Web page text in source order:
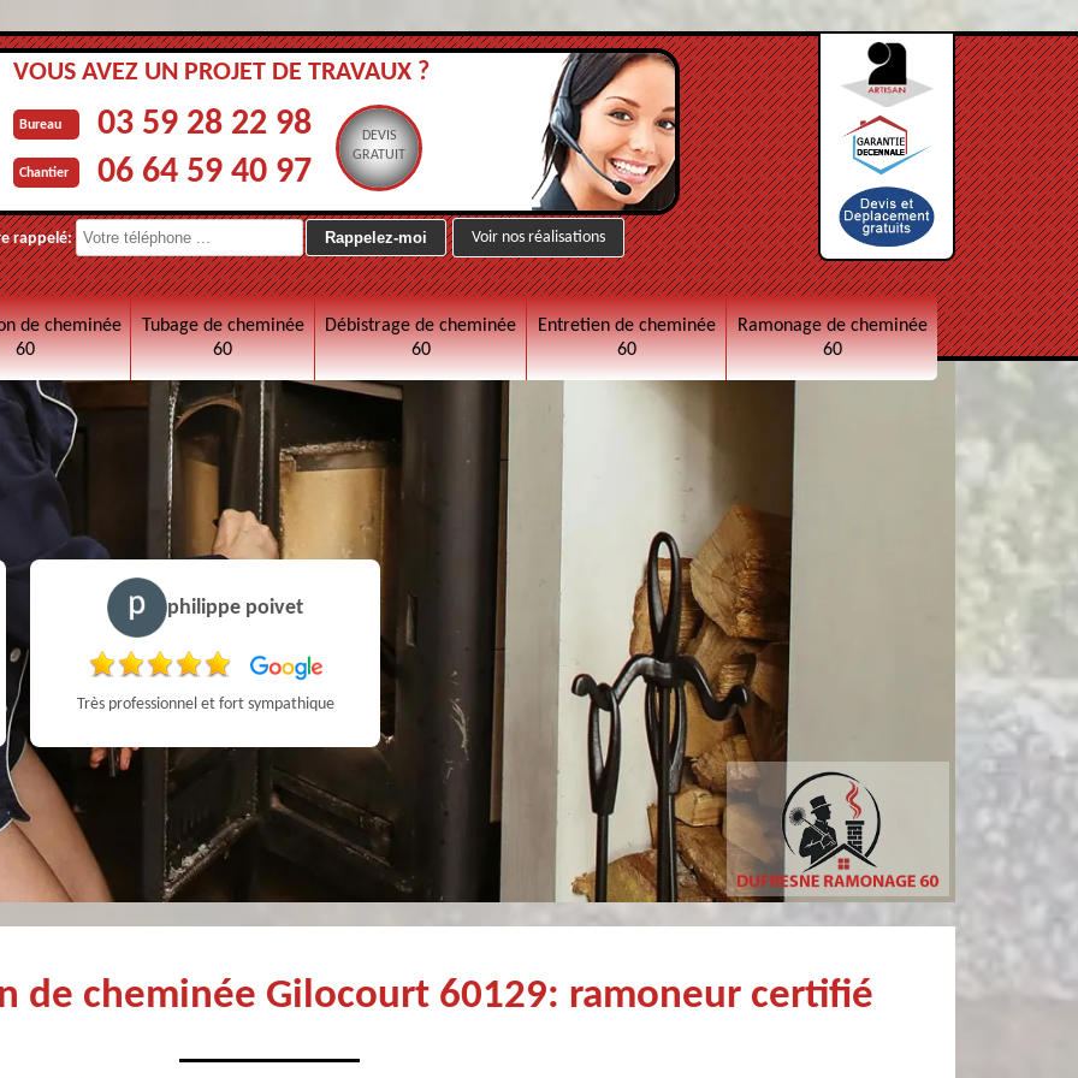
VOUS AVEZ UN PROJET DE TRAVAUX ?
Bureau 03 59 28 22 98
Chantier 06 64 59 40 97
DEVIS
GRATUIT
rappelé: Voir nos réalisations
de cheminée
60
Tubage de cheminée
60
Débistrage de cheminée
60
Entretien de cheminée
60
Ramonage de cheminée
60
philippe poivet
Très professionnel et fort sympathique
Christophe Mce
Très professionnel et surtout un rendez vous rapide pour un ramonage efficace
de cheminée Gilocourt 60129: ramoneur certifié